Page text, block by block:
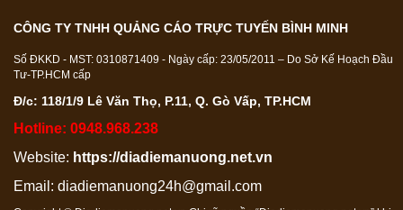
CÔNG TY TNHH QUẢNG CÁO TRỰC TUYẾN BÌNH MINH
Số ĐKKD - MST: 0310871409 - Ngày cấp: 23/05/2011 – Do Sở Kế Hoạch Đầu
Tư-TP.HCM cấp
Đ/c: 118/1/9 Lê Văn Thọ, P.11, Q. Gò Vấp, TP.HCM
Hotline: 0948.968.238
Website: https://diadiemanuong.net.vn
Email: diadiemanuong24h@gmail.com